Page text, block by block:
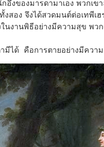
งของมารดามาเอง พวกเข
สอง จึงได้สวดมนต์ต่อเทพี
งานพิธีอย่างมีความสุข พว
ได้ คือการตายอย่างมีควา